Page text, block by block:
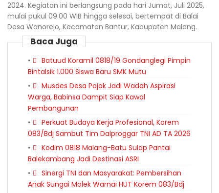
2024. Kegiatan ini berlangsung pada hari Jumat, Juli 2025,
mulai pukul 09.00 WIB hingga selesai, bertempat di Balai
Desa Wonorejo, Kecamatan Bantur, Kabupaten Malang.
Baca Juga
Batuud Koramil 0818/19 Gondanglegi Pimpin
Bintalsik 1.000 Siswa Baru SMK Mutu
Musdes Desa Pojok Jadi Wadah Aspirasi
Warga, Babinsa Dampit Siap Kawal
Pembangunan
Perkuat Budaya Kerja Profesional, Korem
083/Bdj Sambut Tim Dalproggar TNI AD TA 2026
Kodim 0818 Malang-Batu Sulap Pantai
Balekambang Jadi Destinasi ASRI
Sinergi TNI dan Masyarakat: Pembersihan
Anak Sungai Molek Warnai HUT Korem 083/Bdj